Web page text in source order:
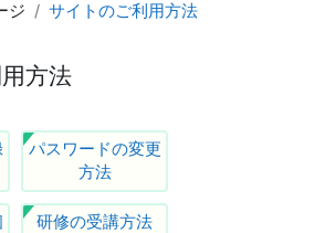
ジ サイトのご利用方法
方法
パスワードの変更
方法
研修の受講方法